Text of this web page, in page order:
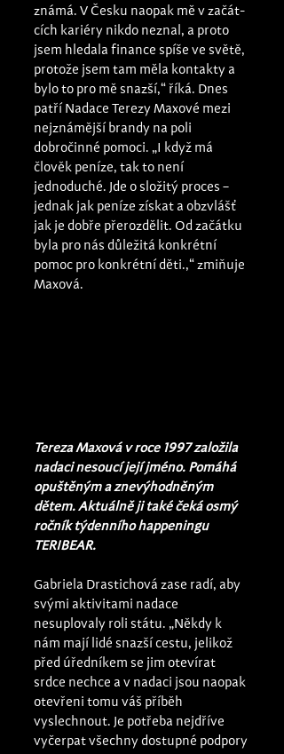
známá. V Česku naopak mě v začát-
cích kariéry nikdo neznal, a proto
jsem hledala finance spíše ve světě,
protože jsem tam měla kontakty a
bylo to pro mě snazší,“ říká. Dnes
patří Nadace Terezy Maxové mezi
nejznámější brandy na poli
dobročinné pomoci. „I když má
člověk peníze, tak to není
jednoduché. Jde o složitý proces –
jednak jak peníze získat a obzvlášť
jak je dobře přerozdělit. Od začátku
byla pro nás důležitá konkrétní
pomoc pro konkrétní děti.,“ zmiňuje
Maxová.
Tereza Maxová v roce 1997 založila
nadaci nesoucí její jméno. Pomáhá
opuštěným a znevýhodněným
dětem. Aktuálně ji také čeká osmý
ročník týdenního happeningu
TERIBEAR.
Gabriela Drastichová zase radí, aby
svými aktivitami nadace
nesuplovaly roli státu. „Někdy k
nám mají lidé snazší cestu, jelikož
před úředníkem se jim otevírat
srdce nechce a v nadaci jsou naopak
otevřeni tomu váš příběh
vyslechnout. Je potřeba nejdříve
vyčerpat všechny dostupné podpory